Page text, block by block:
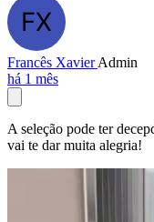
Francês XavierAdmin
há 1 mês
A seleção pode ter
vai te dar muita alegria!